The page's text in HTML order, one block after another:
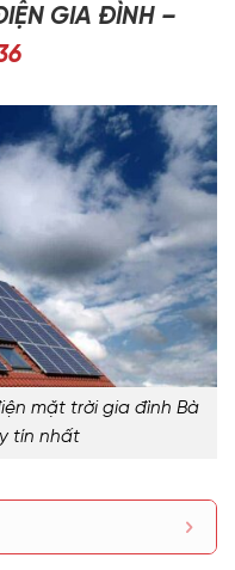
GIA ĐÌNH –
mặt trời gia đình Bà
tín nhất